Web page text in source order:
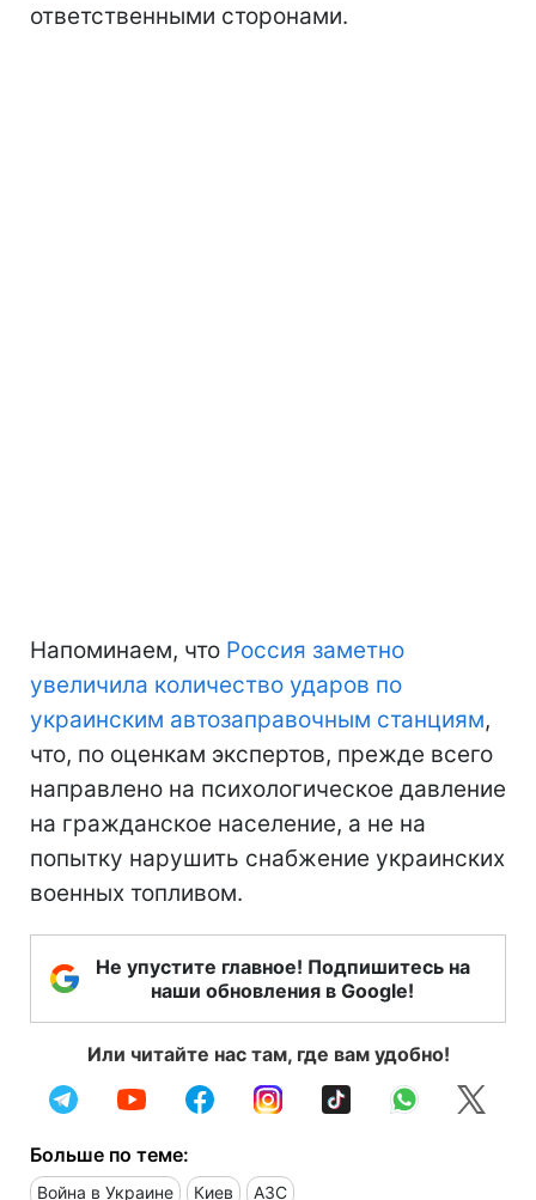
ответственными сторонами.
Напоминаем, что Россия заметно
увеличила количество ударов по
украинским автозаправочным станциям,
что, по оценкам экспертов, прежде всего
направлено на психологическое давление
на гражданское население, а не на
попытку нарушить снабжение украинских
военных топливом.
Не упустите главное! Подпишитесь на
наши обновления в Google!
Или читайте нас там, где вам удобно!
Больше по теме:
Война в Украине Киев АЗС